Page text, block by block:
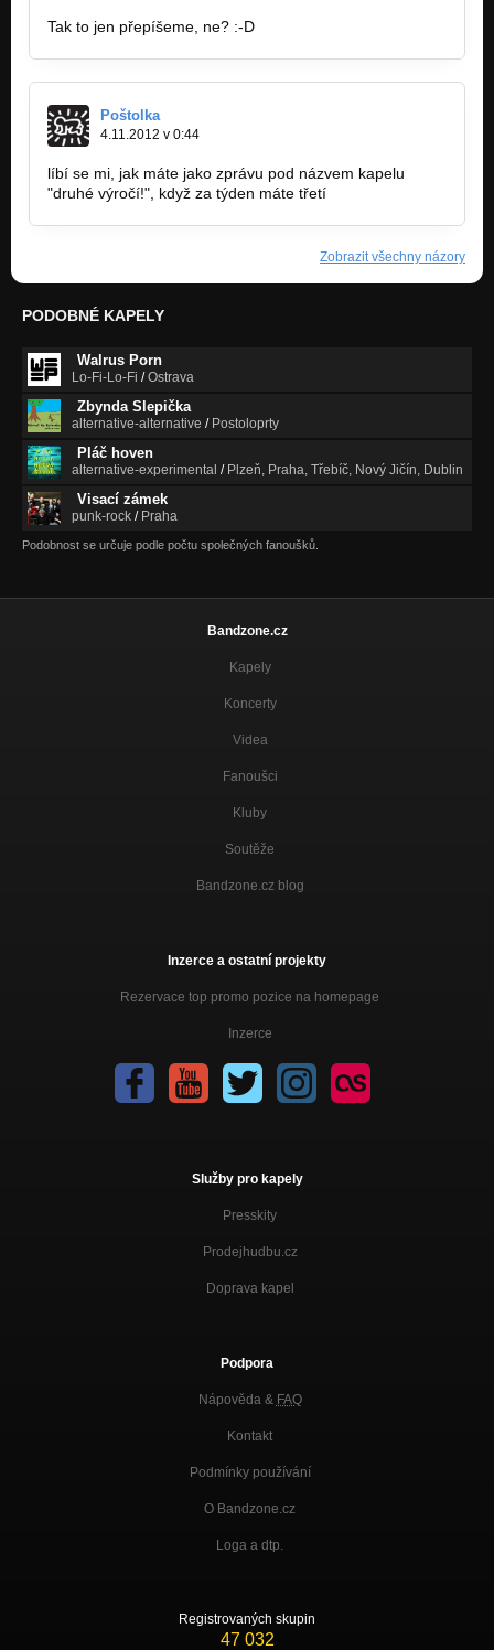
Tak to jen přepíšeme, ne? :-D
Poštolka
4.11.2012 v 0:44
líbí se mi, jak máte jako zprávu pod názvem kapelu
"druhé výročí!", když za týden máte třetí
Zobrazit všechny názory
PODOBNÉ KAPELY
Walrus Porn
Lo-Fi-Lo-Fi /Ostrava
Zbynda Slepička
alternative-alternative / Postoloprty
Pláč hoven
alternative-experimental / Plzeň, Praha, Třebíč, Nový Jičín, Dublin
Visací zámek
punk-rock / Praha
Podobnost se určuje podle počtu společných fanoušků.
Bandzone.cz
Kapely
Koncerty
Videa
Fanoušci
Kluby
Soutěže
Bandzone.cz blog
Inzerce a ostatní projekty
Rezervace top promo pozice na homepage
Inzerce
Služby pro kapely
Presskity
Prodejhudbu.cz
Doprava kapel
Podpora
Nápověda & FAQ
Kontakt
Podmínky používání
O Bandzone.cz
Loga a dtp.
Registrovaných skupin
47 032